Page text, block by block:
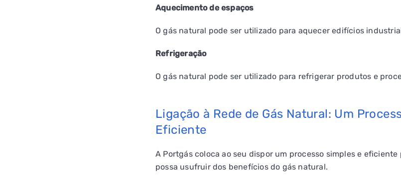
Aquecimento de espaços
O gás natural pode ser utilizado para aquecer edifícios
Refrigeração
O gás natural pode ser utilizado para refrigerar produtos e
Ligação à Rede de Gás Natural: Um
Eficiente
A Portgás coloca ao seu dispor um processo simples e
possa usufruir dos benefícios do gás natural.